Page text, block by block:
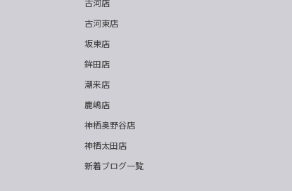
古河店
古河東店
坂東店
鉾田店
潮来店
鹿嶋店
神栖奥野谷店
神栖太田店
新着ブログ一覧